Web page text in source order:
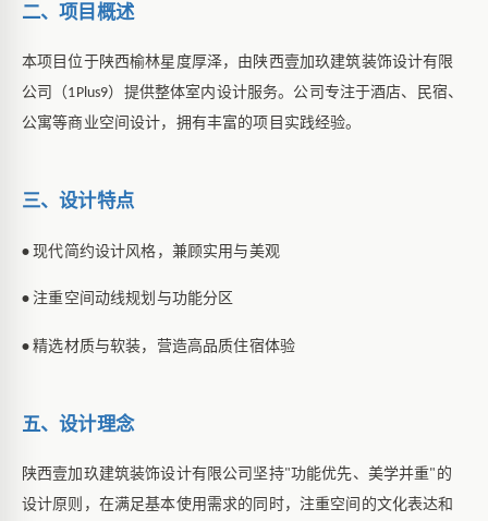
二、项目概述
本项目位于陕西榆林星度厚泽，由陕西壹加玖建筑装饰设计有限
公司（1Plus9）提供整体室内设计服务。公司专注于酒店、民宿、
公寓等商业空间设计，拥有丰富的项目实践经验。
三、设计特点
•现代简约设计风格，兼顾实用与美观
• 注重空间动线规划与功能分区
•精选材质与软装，营造高品质住宿体验
五、设计理念
陕西壹加玖建筑装饰设计有限公司坚持"功能优先、美学并重" 的
设计原则，在满足基本使用需求的同时，注重空间的文化表达和